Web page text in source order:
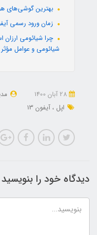
بهترین گوشی‌های
زمان ورود رسمی آیفون 16 به
چرا شیائومی
شیائومی و عوامل
اپل
آیفون 13
دیدگاه خود را بنویسید